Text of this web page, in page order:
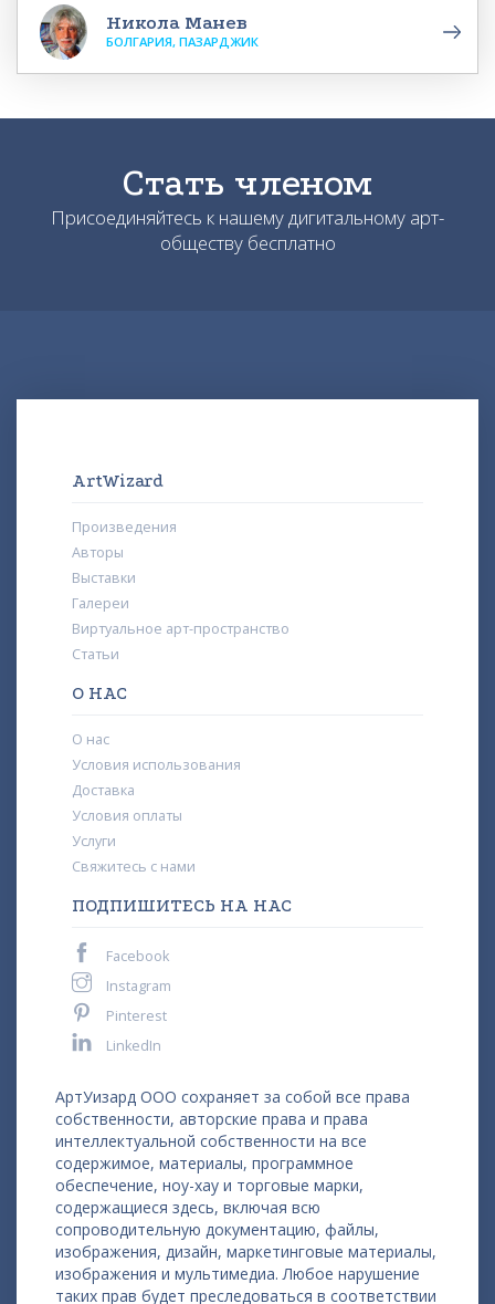
Никола Манев
БОЛГАРИЯ, ПАЗАРДЖИК
Стать членом
Присоединяйтесь к нашему дигитальному арт-
обществу бесплатно
ArtWizard
Произведения
Авторы
Выставки
Галереи
Виртуальное арт-пространство
Статьи
О НАС
О нас
Условия использования
Доставка
Условия оплаты
Услуги
Свяжитесь с нами
ПОДПИШИТЕСЬ НА НАС
Facebook
Instagram
Pinterest
LinkedIn
АртУизард ООО сохраняет за собой все права
собственности, авторские права и права
интеллектуальной собственности на все
содержимое, материалы, программное
обеспечение, ноу-хау и торговые марки,
содержащиеся здесь, включая всю
сопроводительную документацию, файлы,
изображения, дизайн, маркетинговые материалы,
изображения и мультимедиа. Любое нарушение
таких прав будет преследоваться в соответствии